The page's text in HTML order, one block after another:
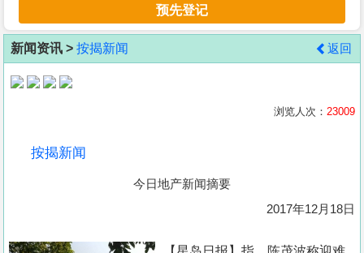
客
地
产
预先登记
新闻资讯 > 按揭新闻 返回
浏览人次： 23009
按揭新闻
今日地产新闻摘要
2017年12月18日